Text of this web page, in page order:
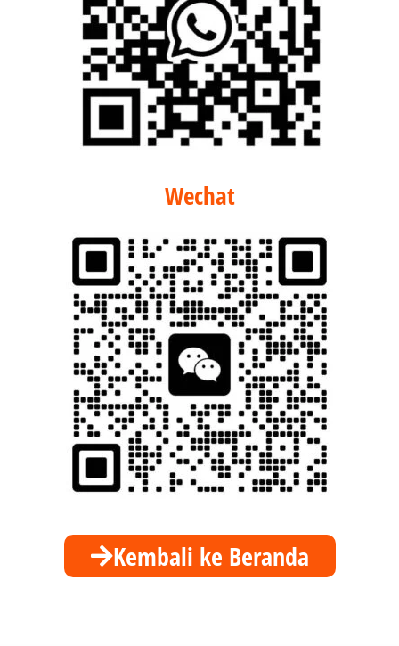
Wechat
Kembali ke Beranda